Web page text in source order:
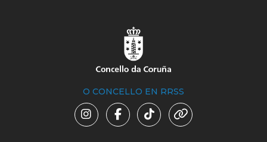
O CONCELLO EN RRSS